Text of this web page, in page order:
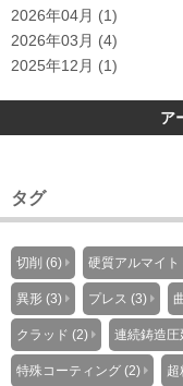
2026年04月 (1)
2026年03月 (4)
2025年12月 (1)
ア
タグ
切削 (6) 硬質アルマイト
異形 (3) プレス (3)
クラッド (2) 連続鋳造圧
特殊コーティング (2) 超